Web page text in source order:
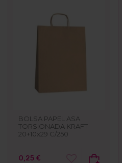
BOLSA PAPEL ASA
TORSIONADA KRAFT
20+10x29 C/250
0,25 €